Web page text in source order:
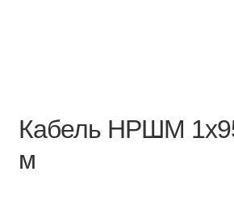
Кабель НРШМ
м